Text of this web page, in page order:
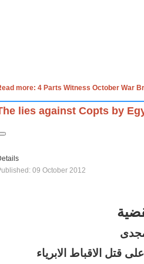
more: 4 Parts Witness October War
lies against Copts by
09 October 2012
مجدى
قتل الاقباط الابرياء